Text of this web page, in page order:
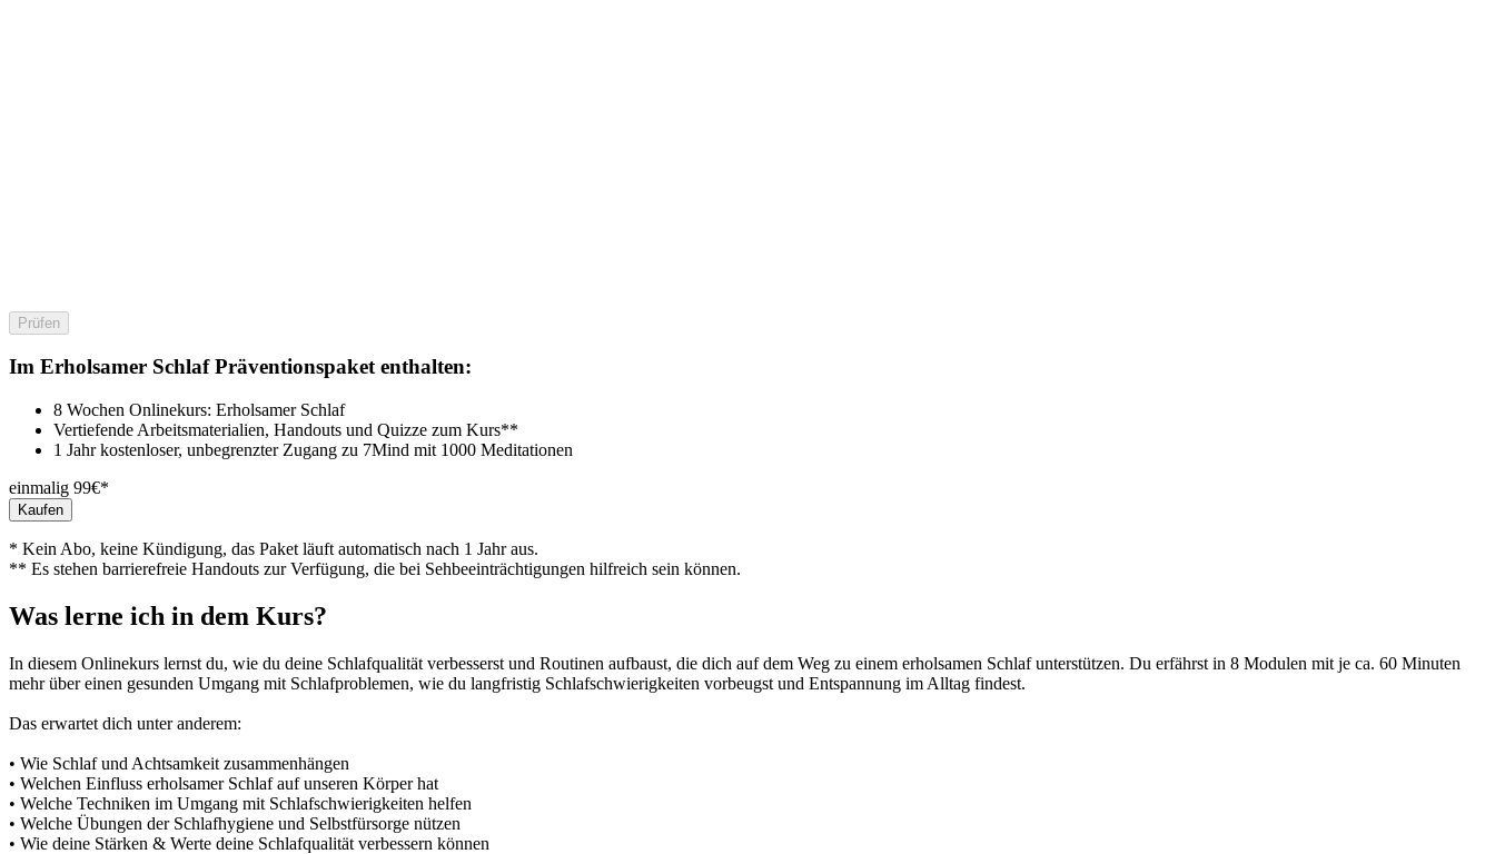
Prüfen
Im Erholsamer Schlaf Präventionspaket enthalten:
8 Wochen Onlinekurs: Erholsamer Schlaf
Vertiefende Arbeitsmaterialien, Handouts und Quizze zum Kurs**
1 Jahr kostenloser, unbegrenzter Zugang zu 7Mind mit 1000 Meditationen
einmalig 99€*
Kaufen
* Kein Abo, keine Kündigung, das Paket läuft automatisch nach 1 Jahr aus.
** Es stehen barrierefreie Handouts zur Verfügung, die bei Sehbeeinträchtigungen hilfreich sein können.
Was lerne ich in dem Kurs?
In diesem Onlinekurs lernst du, wie du deine Schlafqualität verbesserst und Routinen aufbaust, die dich auf dem Weg zu einem erholsamen Schlaf unterstützen. Du erfährst in 8 Modulen mit je ca. 60 Minuten
mehr über einen gesunden Umgang mit Schlafproblemen, wie du langfristig Schlafschwierigkeiten vorbeugst und Entspannung im Alltag findest.
Das erwartet dich unter anderem:
• Wie Schlaf und Achtsamkeit zusammenhängen
• Welchen Einfluss erholsamer Schlaf auf unseren Körper hat
• Welche Techniken im Umgang mit Schlafschwierigkeiten helfen
• Welche Übungen der Schlafhygiene und Selbstfürsorge nützen
• Wie deine Stärken & Werte deine Schlafqualität verbessern können